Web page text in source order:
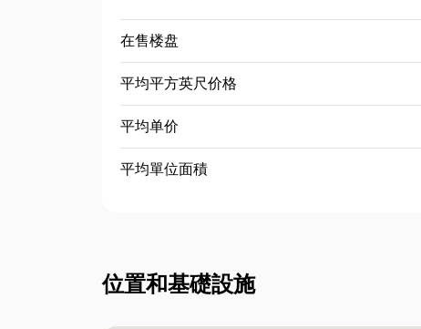
在售楼盘
平均平方英尺价格
平均单价
平均單位面積
位置和基礎設施